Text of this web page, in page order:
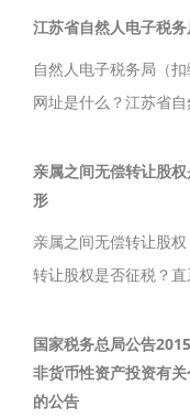
11月16日正式上线运
江苏省自然人电子税
自然人电子税务局（
网址是什么？江苏省
位取得所得的人员办
申报。
亲属之间无偿转让股
形
亲属之间无偿转让股
转让股权是否征税？
让股权是否交税,需区
国家税务总局公告
非货币性资产投资有
的公告